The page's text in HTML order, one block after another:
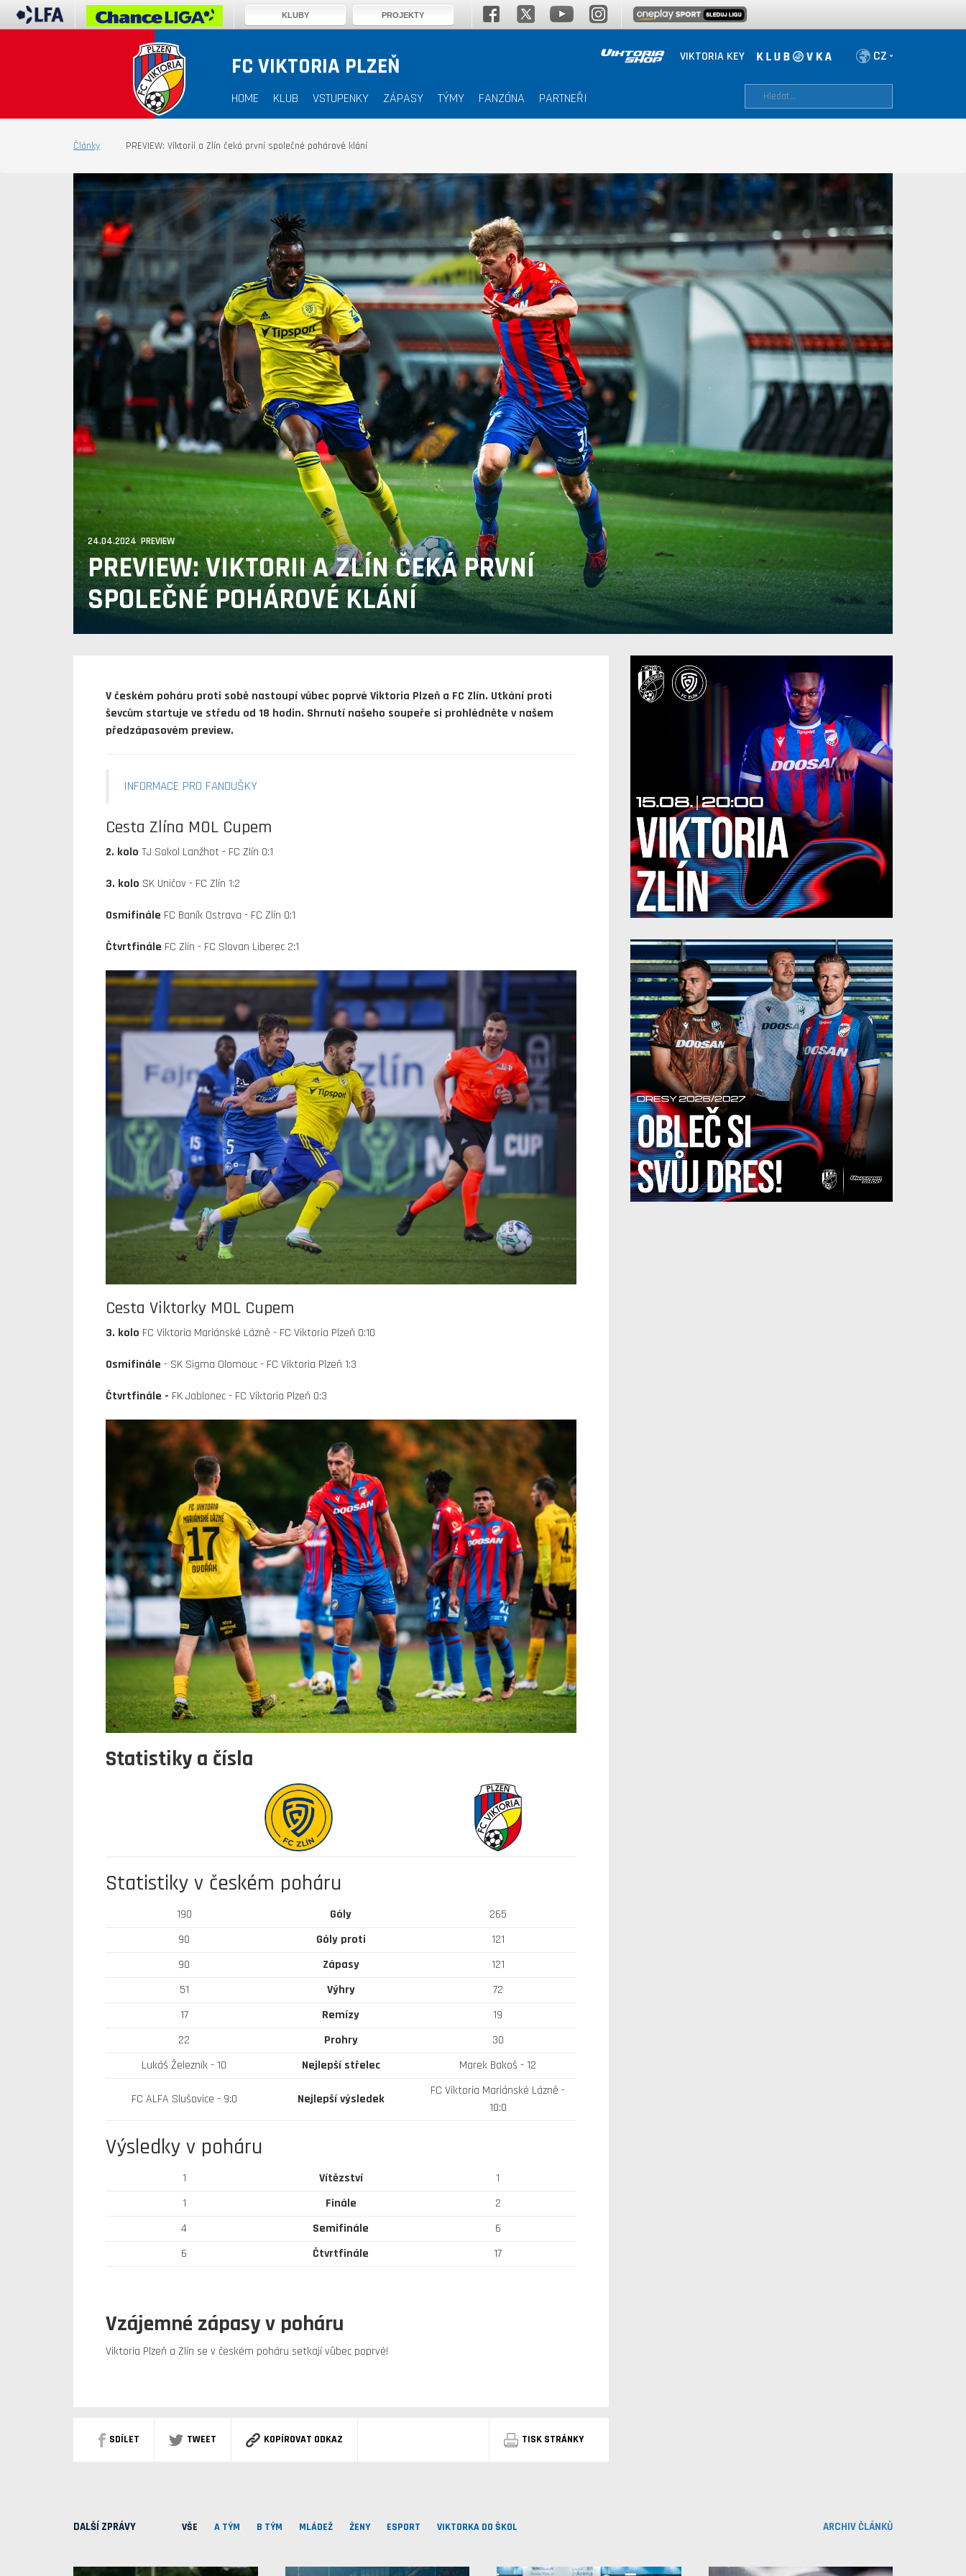
VIKTORIA KEY
FC VIKTORIA PLZEŇ
HOME KLUB VSTUPENKY ZÁPASY TÝMY FANZÓNA PARTNEŘI
Články PREVIEW: Viktorii a Zlín čeká první společné pohárové klání
24.04.2024 PREVIEW
PREVIEW: VIKTORII A ZLÍN ČEKÁ PRVNÍ
SPOLEČNÉ POHÁROVÉ KLÁNÍ
V českém poháru proti sobě nastoupí vůbec poprvé Viktoria Plzeň a FC Zlín. Utkání proti
ševcům startuje ve středu od 18 hodin. Shrnutí našeho soupeře si prohlédněte v našem
předzápasovém preview.
INFORMACE PRO FANOUŠKY
Cesta Zlína MOL Cupem
2. kolo TJ Sokol Lanžhot - FC Zlín 0:1
3. kolo SK Uničov - FC Zlín 1:2
Osmifinále FC Baník Ostrava - FC Zlín 0:1
Čtvrtfinále FC Zlín - FC Slovan Liberec 2:1
Cesta Viktorky MOL Cupem
3. kolo FC Viktoria Mariánské Lázně - FC Viktoria Plzeň 0:10
Osmifinále - SK Sigma Olomouc - FC Viktoria Plzeň 1:3
Čtvrtfinále - FK Jablonec - FC Viktoria Plzeň 0:3
Statistiky a čísla
Statistiky v českém poháru
190 Góly
265
90
Góly proti
121
90
Zápasy
121
51
Výhry
72
17
Remízy
19
22
Prohry
30
Lukáš Železník - 10
Nejlepší střelec Marek Bakoš - 12
FC ALFA Slušovice - 9:0 Nejlepší výsledek
FC Viktoria Mariánské Lázně -
10:0
Výsledky v poháru
1 Vítězství
1
1
Finále
2
4
Semifinále
6
6
Čtvrtfinále 17
Vzájemné zápasy v poháru
Viktoria Plzeň a Zlín se v českém poháru setkají vůbec poprvé!
SDÍLET TWEET KOPÍROVAT ODKAZ TISK STRÁNKY
DALŠÍ ZPRÁVY VŠE A TÝM B TÝM MLÁDEŽ ŽENY ESPORT VIKTORKA DO ŠKOL ARCHIV ČLÁNKŮ
KLUBY PROJEKTY